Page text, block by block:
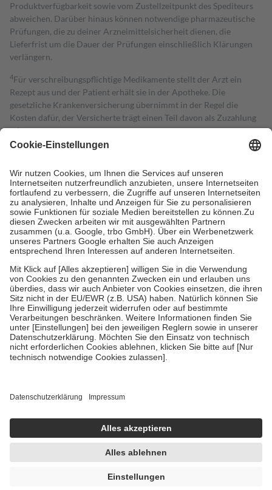
Produktverfügbarkeit sowie vom Zustellzeitpunkt des Spediteurs
abweichen. Darüber hinaus können notwendige pharmazeutische
Prüfungen, die zu deiner Arzneimittelsicherheit dienen, die
Lieferfrist um die Dauer der Prüfungen einschließlich Klärungen
verlängern.
4Für verschreibungspflichtige Medikamente stellt der Arzt ein
Rezept aus und der Patient erhält sie in der Apotheke. Die
gesetzliche Krankenversicherung übernimmt in der Regel die
Kosten dafür, der Versicherte trägt einen Teil davon als Zuzahlung
mit.
Grundsätzlich leisten Mitglieder Zuzahlungen in Höhe von zehn
höchstens zehn Euro.
Es sind jedoch nie mehr als die tatsächlichen
Kosten der Leistung zu entrichten.
Diese Regeln gelten grundsätzlich auch für Online-Apotheken.
Bei Heilmitteln und häuslicher Krankenpflege beträgt die
Zuzahlung zehn Prozent der Kosten sowie zehn Euro je
Verordnung.
Um das Engagement der Versicherten für ihre eigene Gesundheit zu
stärken und die besondere Stellung der Familie zu unterstützen,
fallenkeine Zuzahlungenan bei:
• Kindern und Jugendlichen bis zum vollendeten 18. Lebensjahr
mit Ausnahme der Fahrkosten
• Untersuchungen zur Vorsorge und Früherkennung, die von der
GKV getragen werden
• empfohlenen Schutzimpfungen
• Harn- und Blutteststreifen
getroffen, um sicherzustellen, dass es sich um echte Bewertungen
https://help.etrusted.com/hc/de/articles/4419944605341
Einige Bilder und Inhalte wurden unter Zuhilfenahme künstlicher